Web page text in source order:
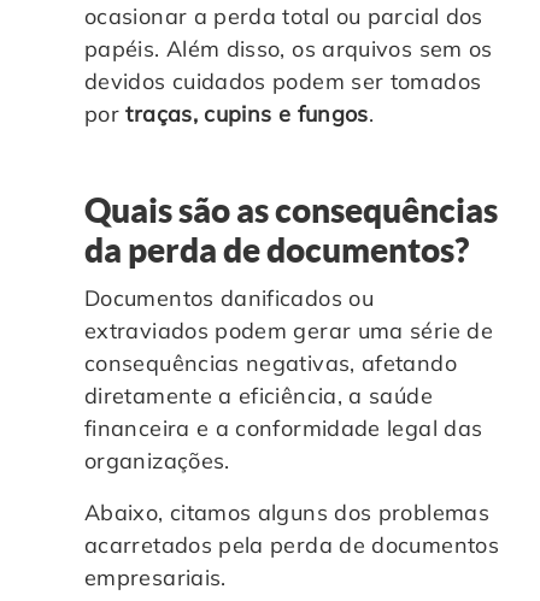
ocasionar a perda total ou parcial dos
papéis. Além disso, os arquivos sem os
devidos cuidados podem ser tomados
portraças, cupins e fungos.
Quais são as consequências
da perda de documentos?
Documentos danificados ou
extraviados podem gerar uma série de
consequências negativas, afetando
diretamente a eficiência, a saúde
financeira e a conformidade legal das
organizações.
Abaixo, citamos alguns dos problemas
acarretados pela perda de documentos
empresariais.